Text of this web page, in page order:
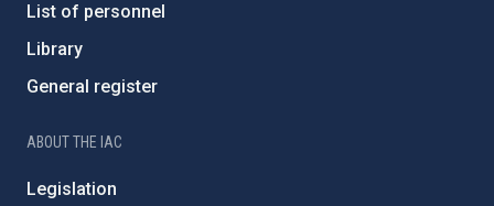
List of personnel
Library
General register
ABOUT THE IAC
Legislation